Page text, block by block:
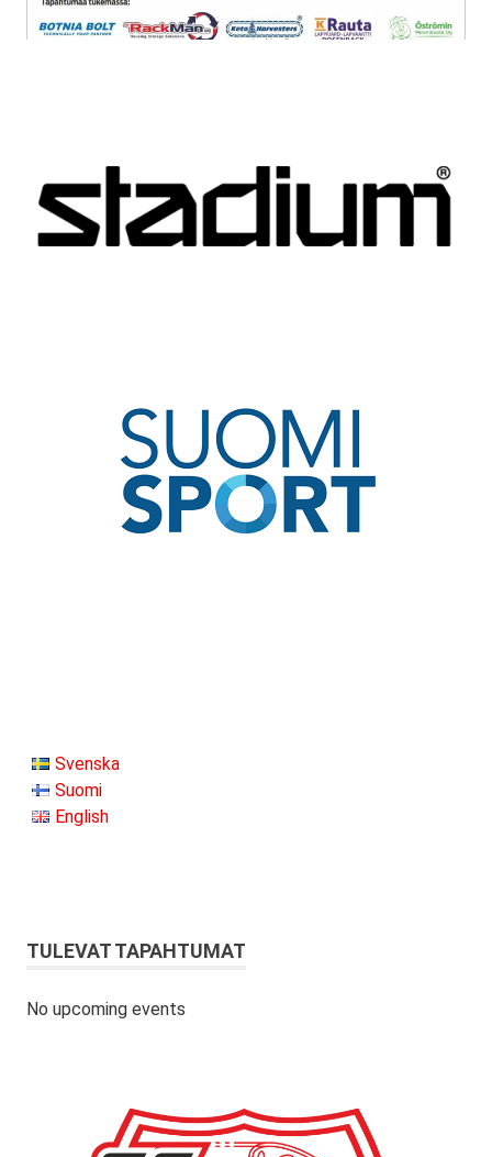
Svenska
Suomi
English
TULEVAT TAPAHTUMAT
No upcoming events